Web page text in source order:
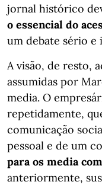
jornal histórico
o essencial do
um debate sério e
A visão, de resto,
assumidas por
media. O
repetidamente,
comunicação
pessoal e de um
para os media
anteriormente,